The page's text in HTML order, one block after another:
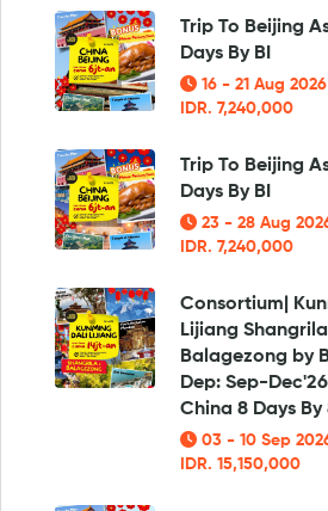
Trip To Beijing
Days By BI
16 - 21 Aug 2026
IDR. 7,240,000
Trip To Beijing
Days By BI
23 - 28 Aug
IDR. 7,240,000
Consortium|
Lijiang
Balagezong by
Dep: Sep-
China 8 Days By
03 - 10 Sep
IDR. 15,150,000